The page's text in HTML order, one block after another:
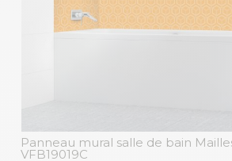
Panneau mural salle de bain
VFB19019C